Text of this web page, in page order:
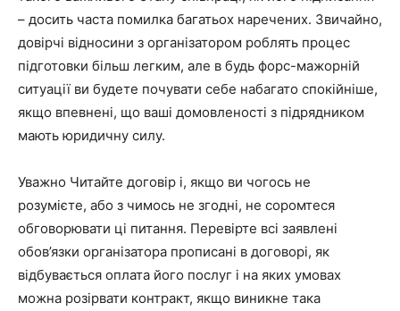
– досить часта помилка багатьох наречених. Звичайно,
довірчі відносини з організатором роблять процес
підготовки більш легким, але в будь форс-мажорній
ситуації ви будете почувати себе набагато спокійніше,
якщо впевнені, що ваші домовленості з підрядником
мають юридичну силу.
Уважно Читайте договір і, якщо ви чогось не
розумієте, або з чимось не згодні, не соромтеся
обговорювати ці питання. Перевірте всі заявлені
обов’язки організатора прописані в договорі, як
відбувається оплата його послуг і на яких умовах
можна розірвати контракт, якщо виникне така